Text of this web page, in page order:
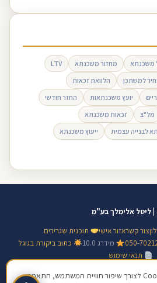
משכנתא מחזור משכנתא
LTV
למשתכן
הלוואת זכאות
יועץ משכנתאות
החזר חודשי
מל"צ
זכאות משכנתא
לבנייה עצמית
ייעוץ משכנתא
צור קשראזור אישי
תוכנית שגרירים
מידרג 10.0
כתוב ביקורת בגוגל
תנאי שימוש
© 2026 ליטל אלימלך בע"מ · ח.פ 517128138 · כל הזכויות שמורות | מידע כללי
אנו משתמשים בקובצי Cookies לצורך שיפור חוויית המשתמש, התאמת